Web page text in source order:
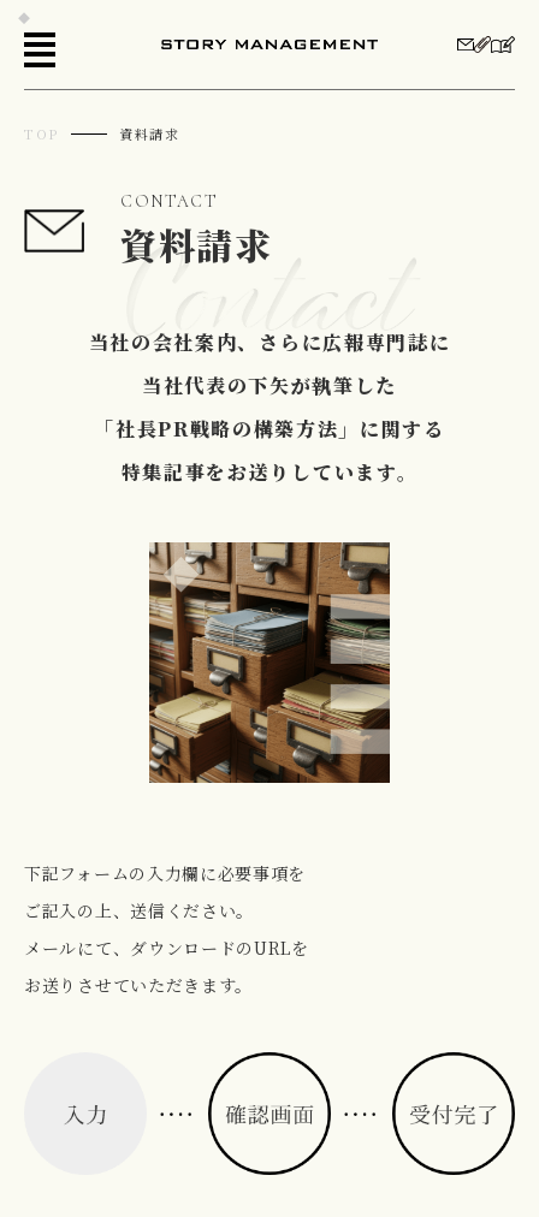
TOP 資料請求
CONTACT
資料請求
当社の会社案内、さらに広報専門誌に
当社代表の下矢が執筆した
「社長PR戦略の構築方法」に関する
特集記事をお送りしています。
下記フォームの入力欄に必要事項を
ご記入の上、送信ください。
メールにて、ダウンロードのURLを
お送りさせていただきます。